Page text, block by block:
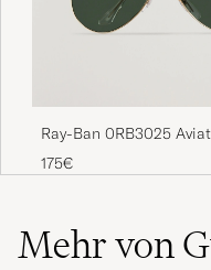
Ray-Ban 0RB3025
Metal Sunglasses Arista/
Green
175€
Mehr von